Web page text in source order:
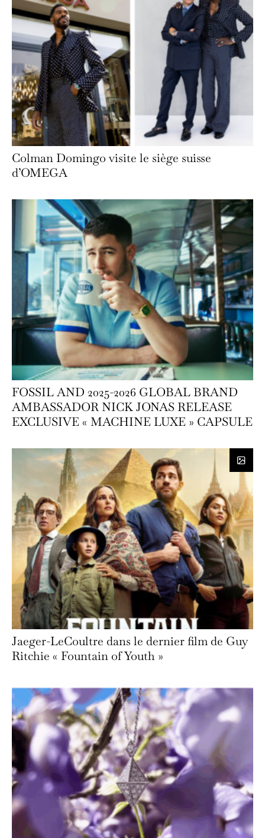
Colman Domingo visite le siège suisse
d’OMEGA
FOSSIL AND 2025-2026 GLOBAL BRAND
AMBASSADOR NICK JONAS RELEASE
EXCLUSIVE « MACHINE LUXE » CAPSULE
Jaeger-LeCoultre dans le dernier film de Guy
Ritchie « Fountain of Youth »